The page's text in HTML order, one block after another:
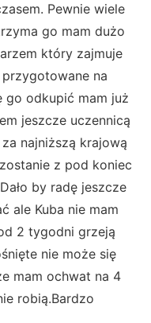
Pewnie wiele
go mam dużo
który zajmuje
na
go odkupić mam już
jeszcze uczennicą
najniższą krajową
z pod koniec
by radę jeszcze
ale Kuba nie mam
2 tygodni grzeją
nie może się
mam ochwat na 4
robią.Bardzo